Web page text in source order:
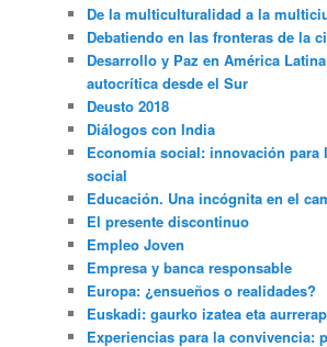
De la multiculturalidad a la
Debatiendo en las fronteras de la
Desarrollo y Paz en América
autocrítica desde el Sur
Deusto 2018
Diálogos con India
Economía social: innovación para
social
Educación. Una incógnita en el
El presente discontinuo
Empleo Joven
Empresa y banca responsable
Europa: ¿ensueños o realidades?
Euskadi: gaurko izatea eta
Experiencias para la convivencia: